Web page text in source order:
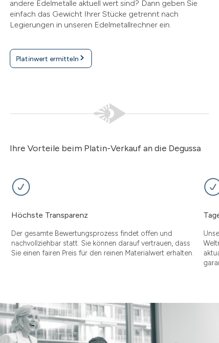
andere Edelmetalle aktuell wert sind? Dann geben Sie
einfach das Gewicht Ihrer Stücke getrennt nach
Legierungen in unseren Edelmetallrechner ein.
Platinwert ermitteln
Ihre Vorteile beim Platin-Verkauf an die Degussa
Höchste Transparenz
Der gesamte Bewertungsprozess findet offen und
nachvollziehbar statt. Sie können darauf vertrauen, dass
Sie einen fairen Preis für den reinen Materialwert erhalten.